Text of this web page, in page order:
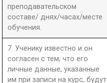
преподавательском
составе/ днях/часах/месте
обучения.
7. Ученику известно и он
согласен с тем, что его
личные данные, указанные
им при записи на курс, будут